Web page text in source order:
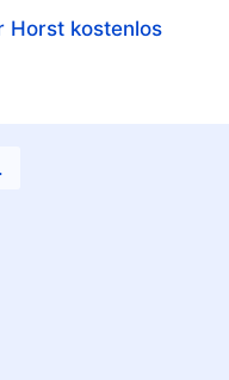
Horst kostenlos